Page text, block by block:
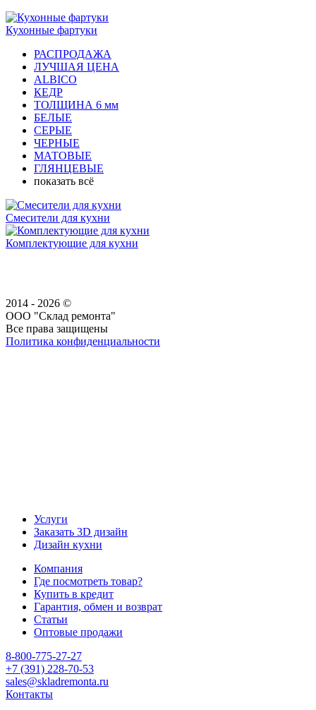
Кухонные фартуки
РАСПРОДАЖА
ЛУЧШАЯ ЦЕНА
ALBICO
КЕДР
ТОЛЩИНА 6 мм
БЕЛЫЕ
СЕРЫЕ
ЧЕРНЫЕ
МАТОВЫЕ
ГЛЯНЦЕВЫЕ
показать всё
Смесители для кухни
Комплектующие для кухни
2014 - 2026 ©
ООО "Склад ремонта"
Все права защищены
Политика конфиденциальности
Услуги
Заказать 3D дизайн
Дизайн кухни
Компания
Где посмотреть товар?
Купить в кредит
Гарантия, обмен и возврат
Статьи
Оптовые продажи
8-800-775-27-27
+7 (391) 228-70-53
sales@skladremonta.ru
Контакты